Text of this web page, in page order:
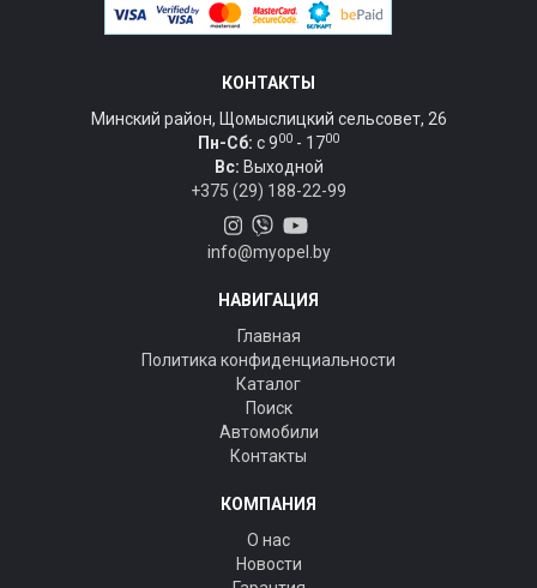
КОНТАКТЫ
Минский район, Щомыслицкий сельсовет, 26
Пн-Сб: c 900 - 1700
Вс: Выходной
+375 (29) 188-22-99
info@myopel.by
НАВИГАЦИЯ
Главная
Политика конфиденциальности
Каталог
Поиск
Автомобили
Контакты
КОМПАНИЯ
О нас
Новости